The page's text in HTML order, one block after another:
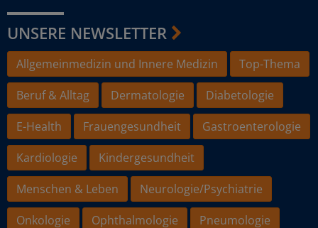
UNSERE NEWSLETTER
Allgemeinmedizin und Innere Medizin
Top-Thema
Beruf & Alltag
Dermatologie
Diabetologie
E-Health
Frauengesundheit
Gastroenterologie
Kardiologie
Kindergesundheit
Menschen & Leben
Neurologie/Psychiatrie
Onkologie
Ophthalmologie
Pneumologie